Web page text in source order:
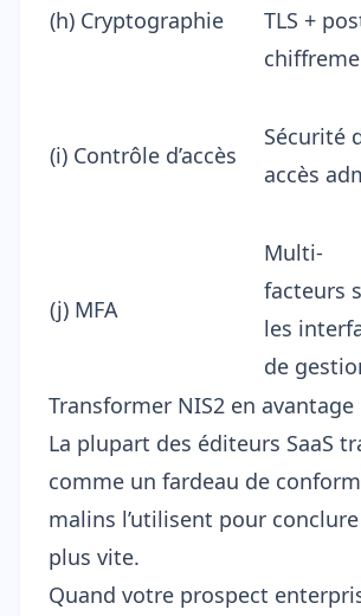
(h) Cryptographie
TLS +
(i) Contrôle d’accès
Sécurité
accès
(j) MFA
Multi-
facteurs
les
de
Transformer NIS2 en
La plupart des éditeurs SaaS
comme un fardeau de
malins l’utilisent pour
plus vite.
Quand votre prospect